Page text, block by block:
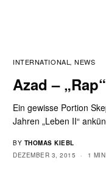
INTERNATIONAL ,NEWS
Azad –
Ein gewisse Portion
Jahren „Leben II“
BY THOMAS KIEBL
DEZEMBER 3, 2015
1